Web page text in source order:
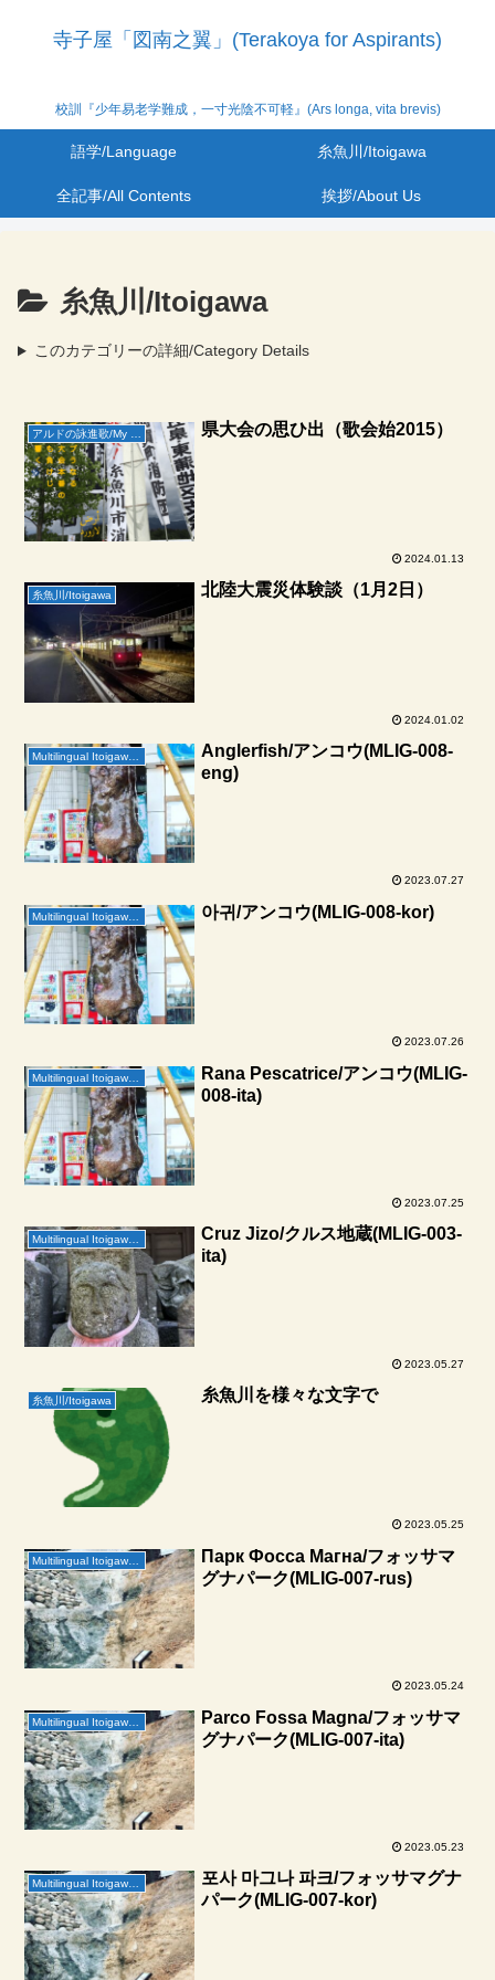
寺子屋「図南之翼」(Terakoya for Aspirants)
校訓『少年易老学難成，一寸光陰不可軽』(Ars longa, vita brevis)
語学/Language 糸魚川/Itoigawa
全記事/All Contents 挨拶/About Us
糸魚川/Itoigawa
このカテゴリーの詳細/Category Details
県大会の思ひ出（歌会始2015）
2024.01.13
糸魚川/Itoigawa 北陸大震災体験談（1月2日）
2024.01.02
Multilingual Itoigawa Geopark
Anglerfish/アンコウ(MLIG-008-
eng)
2023.07.27
Multilingual Itoigawa Geopark 아귀/アンコウ(MLIG-008-kor)
2023.07.26
Multilingual Itoigawa Geopark
Rana Pescatrice/アンコウ(MLIG-
008-ita)
2023.07.25
Multilingual Itoigawa Geopark
Cruz Jizo/クルス地蔵(MLIG-003-
ita)
2023.05.27
糸魚川/Itoigawa 糸魚川を様々な文字で
2023.05.25
Multilingual Itoigawa Geopark
Парк Фосса Магна/フォッサマ
グナパーク(MLIG-007-rus)
2023.05.24
Multilingual Itoigawa Geopark
Parco Fossa Magna/フォッサマ
グナパーク(MLIG-007-ita)
2023.05.23
Multilingual Itoigawa Geopark
포사 마그나 파크/フォッサマグナ
パーク(MLIG-007-kor)